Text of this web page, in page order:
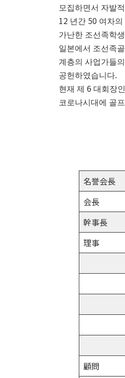
모집하면서 자발
12 년간 50 여차
가난한 조선족학
일본에서 조선족
계층의 사업가들
공헌하였습니다.
현재 제 6 대회장
코로나시대에 골
名誉会長
会長
幹事長
理事
顧問